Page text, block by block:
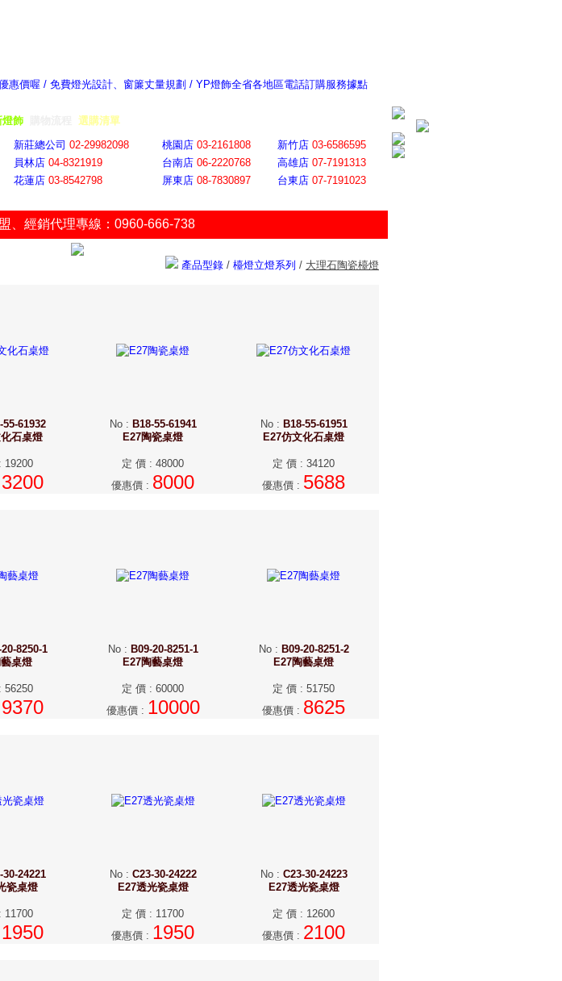
惠價喔 / 免費燈光設計、窗簾丈量規劃 / YP燈飾全省各地區電話訂購服務據點
燈飾 選購清單
新莊總公司 02-29982098 桃園店 03-2161808 新竹店 03-6586595
員林店 04-8321919 台南店 06-2220768 高雄店 07-7191313
花蓮店 03-8542798 屏東店 08-7830897 台東店 07-7191023
經銷代理專線：0960-666-738
產品型錄 / 檯燈立燈系列 / 大理石陶瓷檯燈
55-61932
石桌燈
: 19200
3200
No: B18-55-61941
E27陶瓷桌燈
定 價 : 48000
優惠價 : 8000
No: B18-55-61951
E27仿文化石桌燈
定 價 : 34120
優惠價 : 5688
20-8250-1
桌燈
: 56250
9370
No: B09-20-8251-1
E27陶藝桌燈
定 價 : 60000
優惠價: 10000
No: B09-20-8251-2
E27陶藝桌燈
定 價 : 51750
優惠價 : 8625
30-24221
瓷桌燈
: 11700
1950
No: C23-30-24222
E27透光瓷桌燈
定 價 : 11700
優惠價 : 1950
No: C23-30-24223
E27透光瓷桌燈
定 價 : 12600
優惠價 : 2100